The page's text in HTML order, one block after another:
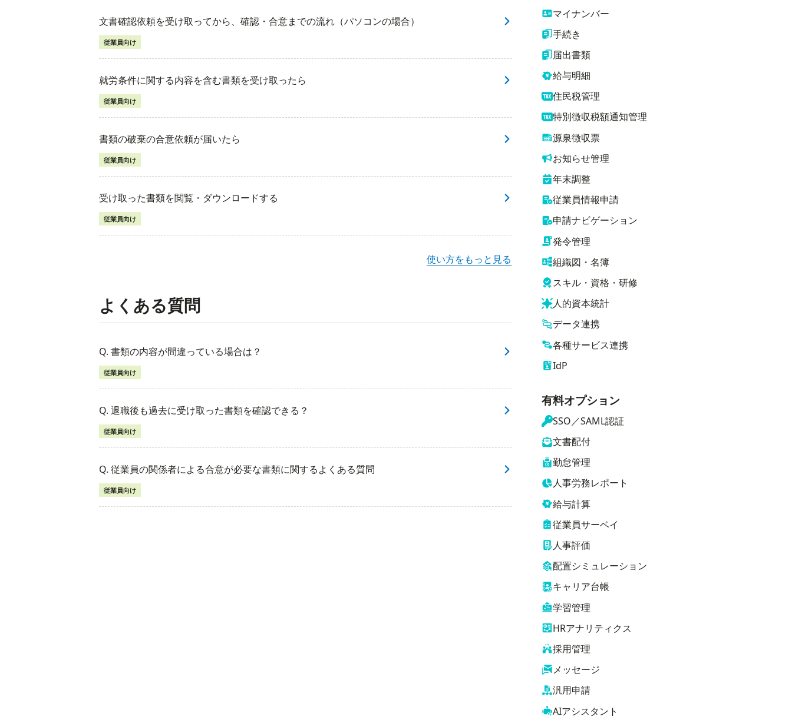
文書確認依頼を受け取ってから、確認・合意までの流れ（パソコンの場合）
従業員向け
就労条件に関する内容を含む書類を受け取ったら
従業員向け
書類の破棄の合意依頼が届いたら
従業員向け
受け取った書類を閲覧・ダウンロードする
従業員向け
使い方をもっと見る
よくある質問
Q. 書類の内容が間違っている場合は？
従業員向け
Q. 退職後も過去に受け取った書類を確認できる？
従業員向け
Q. 従業員の関係者による合意が必要な書類に関するよくある質問
従業員向け
マイナンバー
手続き
届出書類
給与明細
住民税管理
特別徴収税額通知管理
源泉徴収票
お知らせ管理
年末調整
従業員情報申請
申請ナビゲーション
発令管理
組織図・名簿
スキル・資格・研修
人的資本統計
データ連携
各種サービス連携
IdP
有料オプション
SSO／SAML認証
文書配付
勤怠管理
人事労務レポート
給与計算
従業員サーベイ
人事評価
配置シミュレーション
キャリア台帳
学習管理
HRアナリティクス
採用管理
メッセージ
汎用申請
AIアシスタント